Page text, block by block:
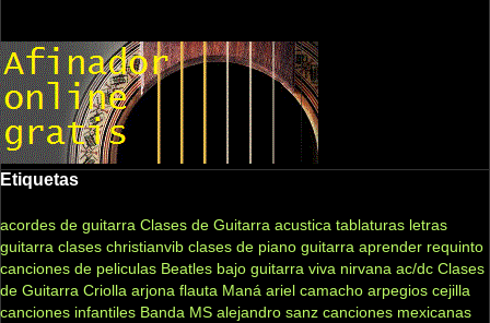
Etiquetas
acordes de guitarra Clases de Guitarra acustica tablaturas letras
guitarra clases christianvib clases de piano guitarra aprender requinto
canciones de peliculas Beatles bajo guitarra viva nirvana ac/dc Clases
de Guitarra Criolla arjona flauta Maná ariel camacho arpegios cejilla
canciones infantiles Banda MS alejandro sanz canciones mexicanas